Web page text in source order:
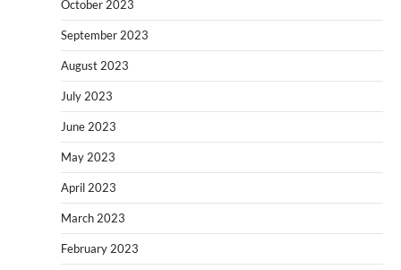
October 2023
September 2023
August 2023
July 2023
June 2023
May 2023
April 2023
March 2023
February 2023